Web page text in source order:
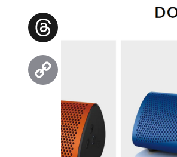
Facebook
Threads
Copy
Link